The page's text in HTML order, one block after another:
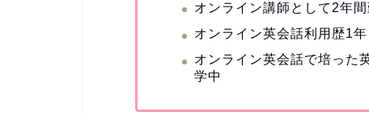
オンライン講師として2年間
オンライン英会話利用歴1年
オンライン英会話で培った
学中